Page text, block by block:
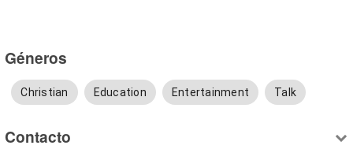
Géneros
Christian Education Entertainment Talk
Contacto